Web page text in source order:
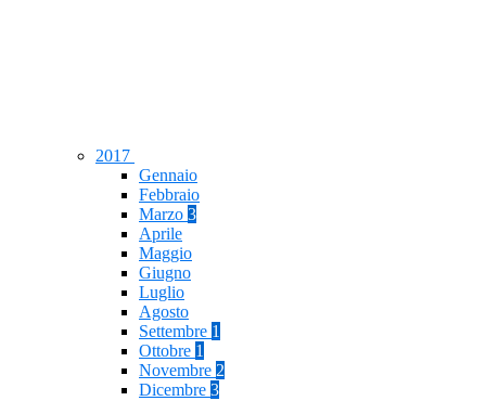
2017
Gennaio
Febbraio
Marzo 3
Aprile
Maggio
Giugno
Luglio
Agosto
Settembre 1
Ottobre 1
Novembre 2
Dicembre 3